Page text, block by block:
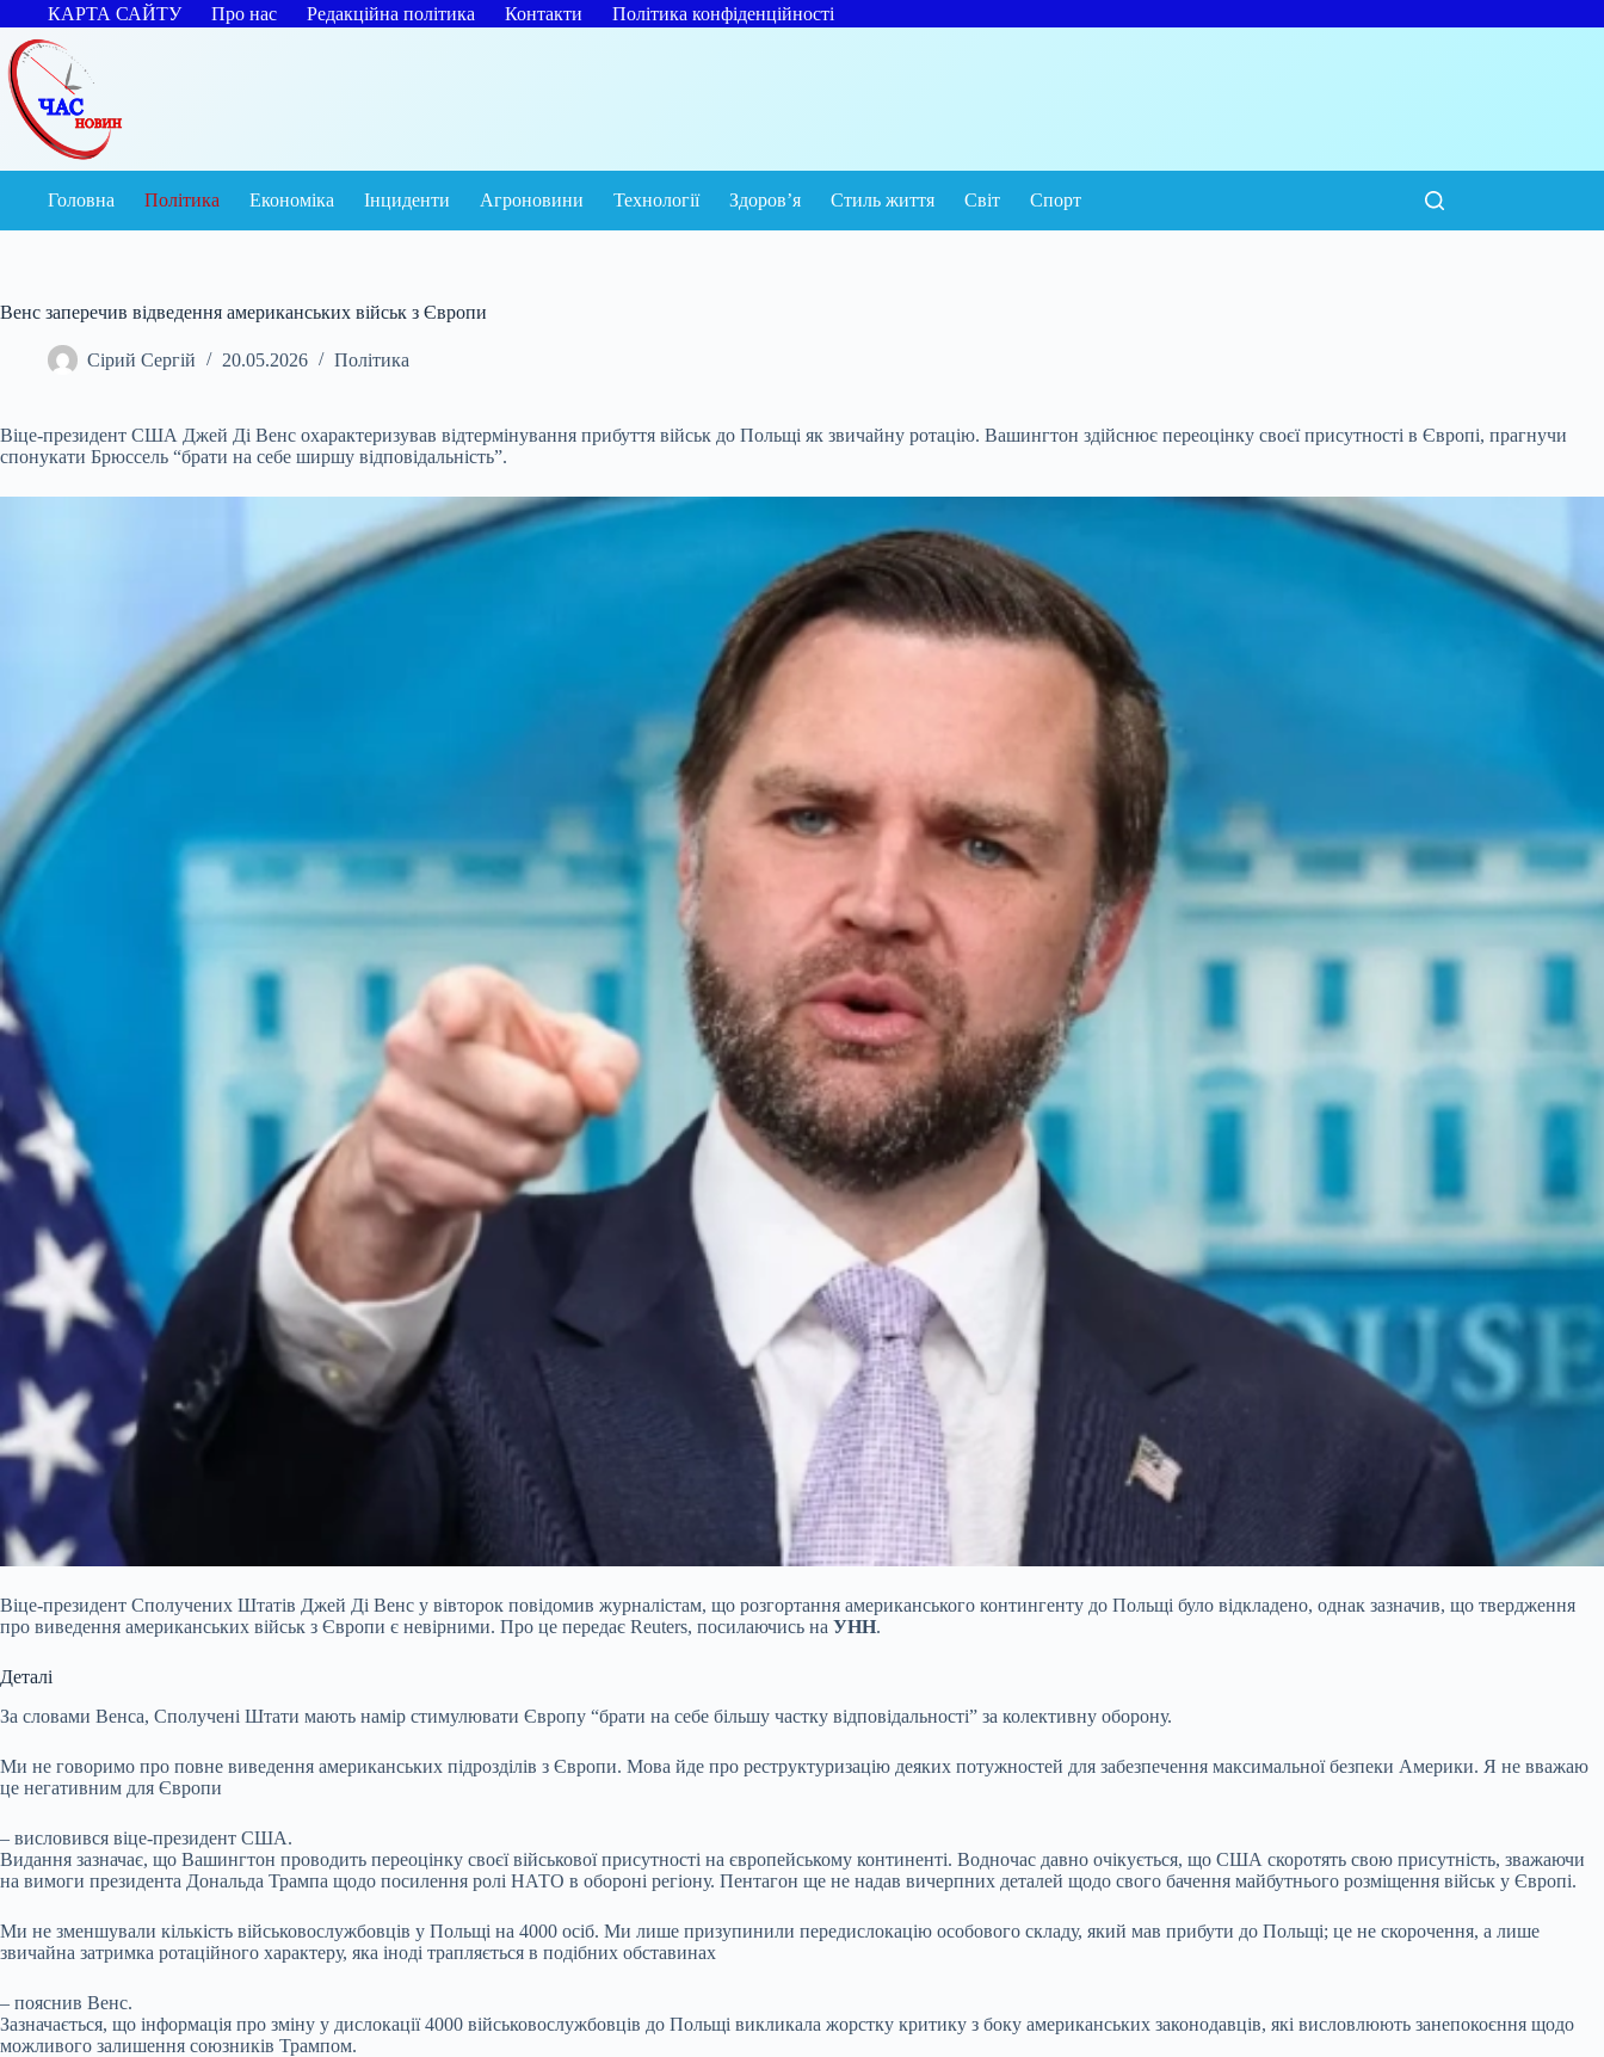
Перейти
до
вмісту
КАРТА САЙТУ Про нас Редакційна політика Контакти Політика конфіденційності
Головна Політика Економіка Інциденти Агроновини Технології Здоров’я Стиль життя Світ Спорт
Венс заперечив відведення американських військ з Європи
Сірий Сергій 20.05.2026 Політика
Віце-президент США Джей Ді Венс охарактеризував відтермінування прибуття військ до Польщі як звичайну ротацію. Вашингтон здійснює переоцінку своєї присутності в Європі, прагнучи
спонукати Брюссель “брати на себе ширшу відповідальність”.
Віце-президент Сполучених Штатів Джей Ді Венс у вівторок повідомив журналістам, що розгортання американського контингенту до Польщі було відкладено, однак зазначив, що твердження
про виведення американських військ з Європи є невірними. Про це передає Reuters, посилаючись на УНН.
Деталі
За словами Венса, Сполучені Штати мають намір стимулювати Європу “брати на себе більшу частку відповідальності” за колективну оборону.
Ми не говоримо про повне виведення американських підрозділів з Європи. Мова йде про реструктуризацію деяких потужностей для забезпечення максимальної безпеки Америки. Я не вважаю
це негативним для Європи
– висловився віце-президент США.
Видання зазначає, що Вашингтон проводить переоцінку своєї військової присутності на європейському континенті. Водночас давно очікується, що США скоротять свою присутність, зважаючи
на вимоги президента Дональда Трампа щодо посилення ролі НАТО в обороні регіону. Пентагон ще не надав вичерпних деталей щодо свого бачення майбутнього розміщення військ у Європі.
Ми не зменшували кількість військовослужбовців у Польщі на 4000 осіб. Ми лише призупинили передислокацію особового складу, який мав прибути до Польщі; це не скорочення, а лише
звичайна затримка ротаційного характеру, яка іноді трапляється в подібних обставинах
– пояснив Венс.
Зазначається, що інформація про зміну у дислокації 4000 військовослужбовців до Польщі викликала жорстку критику з боку американських законодавців, які висловлюють занепокоєння щодо
можливого залишення союзників Трампом.